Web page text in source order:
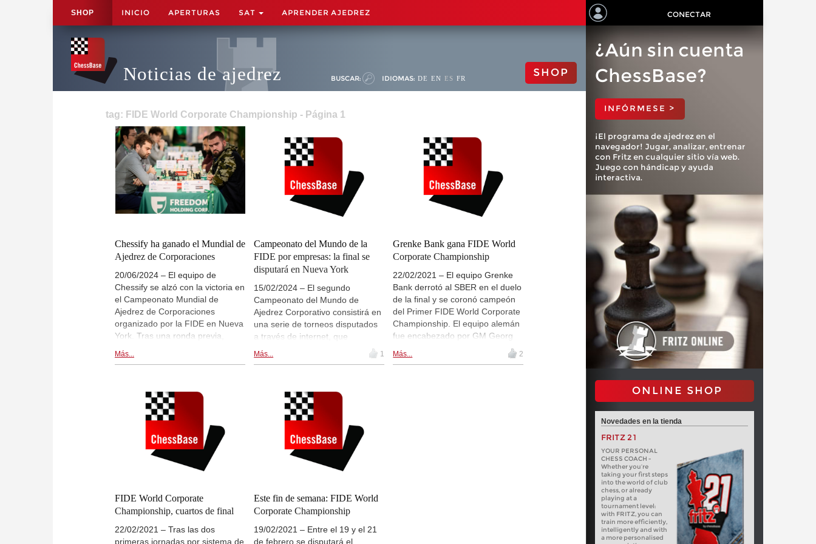
SHOP INICIO APERTURAS SAT APRENDER AJEDREZ CONECTAR
Noticias de ajedrez BUSCAR: IDIOMAS: DE EN ES FR SHOP
tag: FIDE World Corporate Championship - Página 1
Chessify ha ganado el Mundial de
Ajedrez de Corporaciones
20/06/2024 – El equipo de
Chessify se alzó con la victoria en
el Campeonato Mundial de
Ajedrez de Corporaciones
organizado por la FIDE en Nueva
York. Tras una ronda previa,
título en un torneo por
Chess Mood. | Fotos: Rafał
Oleksiewicz
Más...
Campeonato del Mundo de la
FIDE por empresas: la final se
disputará en Nueva York
15/02/2024 – El segundo
Campeonato del Mundo de
Ajedrez Corporativo consistirá en
una serie de torneos disputados
a través de internet, que
concluirán con una gran final que
se disputará de manera
clasificadas. En esta competición
pueden participar equipos que
representen a empresas
legalmente reconocidas,
proveniendo de todas partes del
mundo. Cada equipo tiene el
derecho a incluir a un jugador
directamente en la empresa ni
sea miembro del consejo de
administración.
Más... 1
Grenke Bank gana FIDE World
Corporate Championship
22/02/2021 – El equipo Grenke
Bank derrotó al SBER en el duelo
de la final y se coronó campeón
del Primer FIDE World Corporate
Championship. El equipo alemán
fue encabezado por GM Georg
Habían derrotado a los equipos
Más... 2
FIDE World Corporate
Championship, cuartos de final
22/02/2021 – Tras las dos
primeras jornadas por sistema de
Este fin de semana: FIDE World
Corporate Championship
19/02/2021 – Entre el 19 y el 21
de febrero se disputará el
¿Aún sin cuenta
ChessBase?
INFÓRMESE >
¡El programa de ajedrez en el
navegador! Jugar, analizar, entrenar
con Fritz en cualquier sitio vía web.
Juego con hándicap y ayuda
interactiva.
ONLINE SHOP
Novedades en la tienda
FRITZ 21
YOUR PERSONAL
CHESS COACH -
Whether you’re
taking your first steps
into the world of club
chess, or already
playing at a
tournament level:
with FRITZ, you can
train more efficiently,
intelligently and with
a more personalised